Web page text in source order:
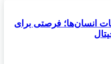
انسان‌ها؛ فرصتی برای